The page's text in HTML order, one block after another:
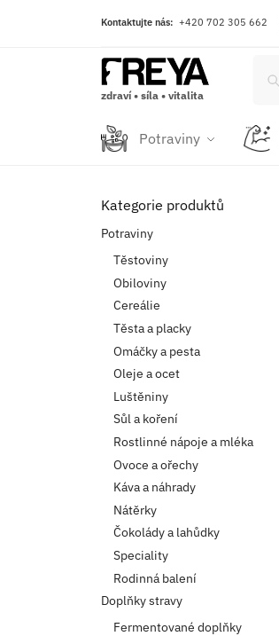
Kontaktujte nás: +420 702 305 662
zdraví • síla • vitalita
Potraviny
Kategorie produktů
Potraviny
Těstoviny
Obiloviny
Cereálie
Těsta a placky
Omáčky a pesta
Oleje a ocet
Luštěniny
Sůl a koření
Rostlinné nápoje a mléka
Ovoce a ořechy
Káva a náhrady
Nátěrky
Čokolády a lahůdky
Speciality
Rodinná balení
Doplňky stravy
Fermentované doplňky